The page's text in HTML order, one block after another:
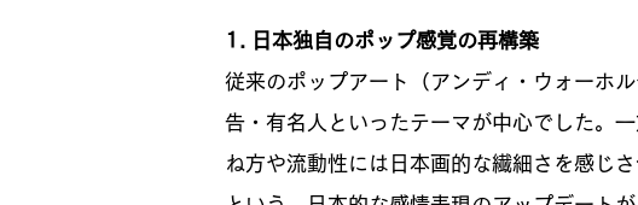
1. 日本独自のポップ感覚の再構築
従来のポップアート（アンディ・ウォーホ
告・有名人といったテーマが中心でした。
ね方や流動性には日本画的な繊細さを感じ